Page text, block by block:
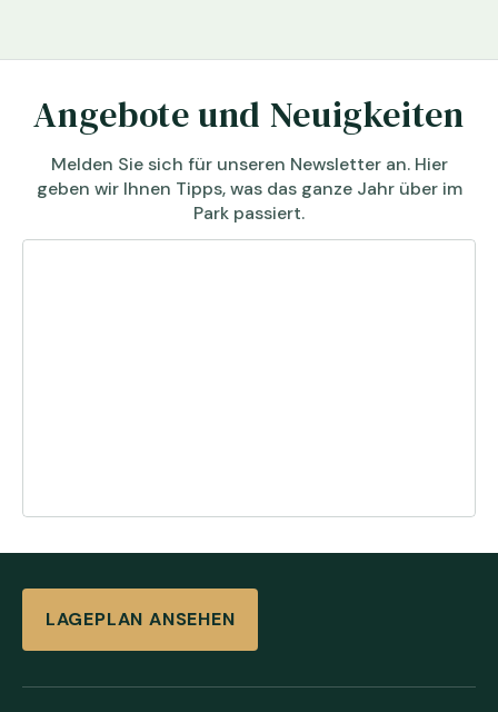
Angebote und Neuigkeiten
Melden Sie sich für unseren Newsletter an. Hier
geben wir Ihnen Tipps, was das ganze Jahr über im
Park passiert.
LAGEPLAN ANSEHEN